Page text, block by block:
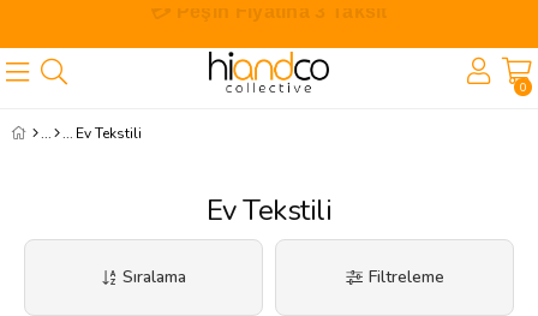
🎁 İlk Siparişe Özel %10 İndirim
0
Ev Tekstili
Ev Tekstili
Filtreleme
Sıralama